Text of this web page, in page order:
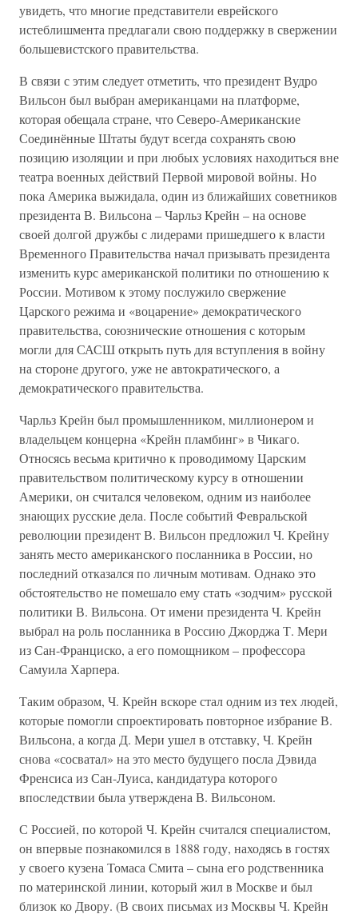
увидеть, что многие представители еврейского
истеблишмента предлагали свою поддержку в свержении
большевистского правительства.
В связи с этим следует отметить, что президент Вудро
Вильсон был выбран американцами на платформе,
которая обещала стране, что Северо-Американские
Соединённые Штаты будут всегда сохранять свою
позицию изоляции и при любых условиях находиться вне
театра военных действий Первой мировой войны. Но
пока Америка выжидала, один из ближайших советников
президента В. Вильсона – Чарльз Крейн – на основе
своей долгой дружбы с лидерами пришедшего к власти
Временного Правительства начал призывать президента
изменить курс американской политики по отношению к
России. Мотивом к этому послужило свержение
Царского режима и «воцарение» демократического
правительства, союзнические отношения с которым
могли для САСШ открыть путь для вступления в войну
на стороне другого, уже не автократического, а
демократического правительства.
Чарльз Крейн был промышленником, миллионером и
владельцем концерна «Крейн пламбинг» в Чикаго.
Относясь весьма критично к проводимому Царским
правительством политическому курсу в отношении
Америки, он считался человеком, одним из наиболее
знающих русские дела. После событий Февральской
революции президент В. Вильсон предложил Ч. Крейну
занять место американского посланника в России, но
последний отказался по личным мотивам. Однако это
обстоятельство не помешало ему стать «зодчим» русской
политики В. Вильсона. От имени президента Ч. Крейн
выбрал на роль посланника в Россию Джорджа Т. Мери
из Сан-Франциско, а его помощником – профессора
Самуила Харпера.
Таким образом, Ч. Крейн вскоре стал одним из тех людей,
которые помогли спроектировать повторное избрание В.
Вильсона, а когда Д. Мери ушел в отставку, Ч. Крейн
снова «сосватал» на это место будущего посла Дэвида
Френсиса из Сан-Луиса, кандидатура которого
впоследствии была утверждена В. Вильсоном.
С Россией, по которой Ч. Крейн считался специалистом,
он впервые познакомился в 1888 году, находясь в гостях
у своего кузена Томаса Смита – сына его родственника
по материнской линии, который жил в Москве и был
близок ко Двору. (В своих письмах из Москвы Ч. Крейн